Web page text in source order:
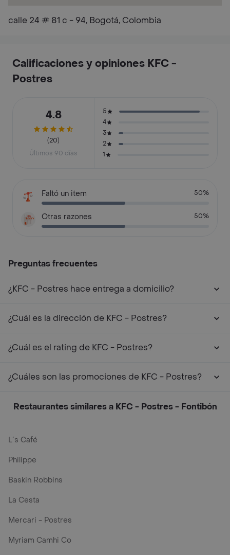
calle 24 # 81 c - 94, Bogotá, Colombia
Calificaciones y opiniones KFC -
Postres
4.8
(20)
Últimos 90 días
5
4
3
2
1
Faltó un item 50%
Otras razones 50%
Preguntas frecuentes
¿KFC - Postres hace entrega a domicilio?
¿Cuál es la dirección de KFC - Postres?
¿Cuál es el rating de KFC - Postres?
¿Cuáles son las promociones de KFC - Postres?
Restaurantes similares a KFC - Postres - Fontibón
L´s Café
Philippe
Baskin Robbins
La Cesta
Mercari - Postres
Myriam Camhi Co